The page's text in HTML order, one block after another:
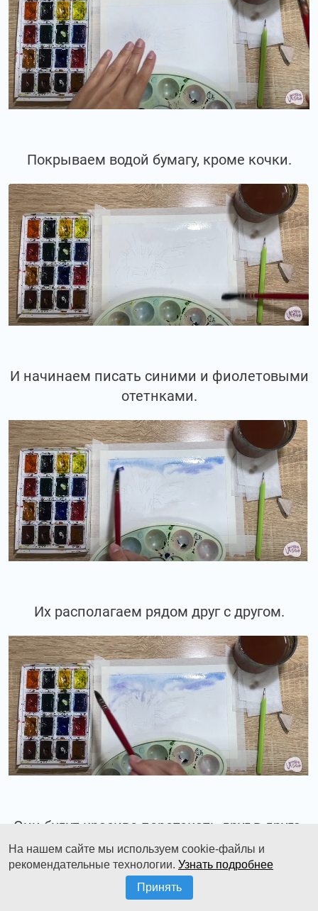
Покрываем водой бумагу, кроме кочки.
И начинаем писать синими и фиолетовыми
отетнками.
Их располагаем рядом друг с другом.
Они будут красиво перетекать друг в друга.
На нашем сайте мы используем cookie-файлы и
рекомендательные технологии. Узнать подробнее
Принять